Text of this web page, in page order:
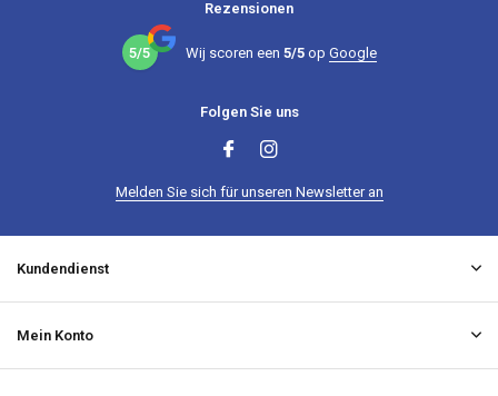
Rezensionen
5/5 Wij scoren een 5/5op Google
Folgen Sie uns
Melden Sie sich für unseren Newsletter an
Kundendienst
Mein Konto